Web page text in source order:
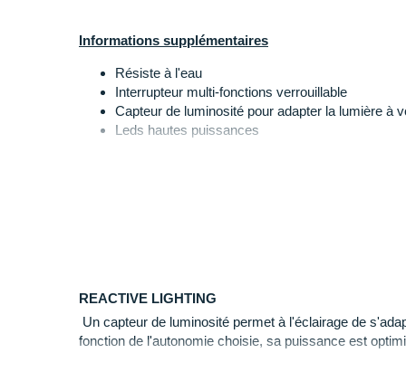
un
ajsutement optimal à votre tour de tête pour
Informations supplémentaires
Résiste à l'eau
Interrupteur multi-fonctions verrouillable
Capteur de luminosité pour adapter la lumière à
Leds hautes puissances
REACTIVE LIGHTING
Un capteur de luminosité permet à l'éclairage de
fonction de l'autonomie choisie, sa puissance est